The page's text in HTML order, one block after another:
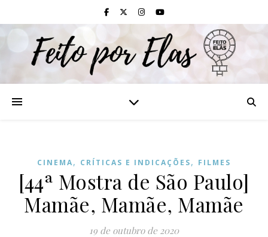
CINEMA, CRÍTICAS E INDICAÇÕES, FILMES
[44ª Mostra de São Paulo]
Mamãe, Mamãe, Mamãe
19 de outubro de 2020